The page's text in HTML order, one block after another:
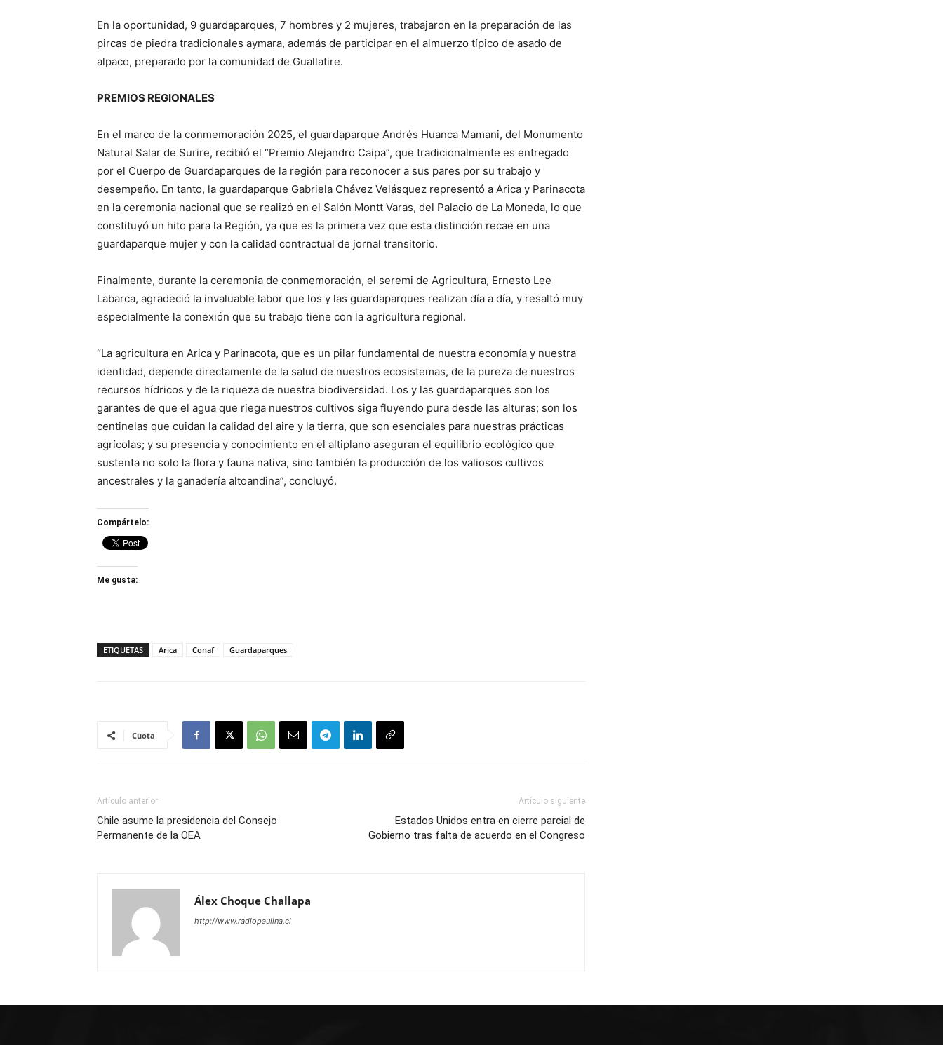
En la oportunidad, 9 guardaparques, 7 hombres y 2 mujeres, trabajaron en la preparación de las
pircas de piedra tradicionales aymara, además de participar en el almuerzo típico de asado de
alpaco, preparado por la comunidad de Guallatire.
PREMIOS REGIONALES
En el marco de la conmemoración 2025, el guardaparque Andrés Huanca Mamani, del Monumento
Natural Salar de Surire, recibió el “Premio Alejandro Caipa”, que tradicionalmente es entregado
por el Cuerpo de Guardaparques de la región para reconocer a sus pares por su trabajo y
desempeño. En tanto, la guardaparque Gabriela Chávez Velásquez representó a Arica y Parinacota
en la ceremonia nacional que se realizó en el Salón Montt Varas, del Palacio de La Moneda, lo que
constituyó un hito para la Región, ya que es la primera vez que esta distinción recae en una
guardaparque mujer y con la calidad contractual de jornal transitorio.
Finalmente, durante la ceremonia de conmemoración, el seremi de Agricultura, Ernesto Lee
Labarca, agradeció la invaluable labor que los y las guardaparques realizan día a día, y resaltó muy
especialmente la conexión que su trabajo tiene con la agricultura regional.
“La agricultura en Arica y Parinacota, que es un pilar fundamental de nuestra economía y nuestra
identidad, depende directamente de la salud de nuestros ecosistemas, de la pureza de nuestros
recursos hídricos y de la riqueza de nuestra biodiversidad. Los y las guardaparques son los
garantes de que el agua que riega nuestros cultivos siga fluyendo pura desde las alturas; son los
centinelas que cuidan la calidad del aire y la tierra, que son esenciales para nuestras prácticas
agrícolas; y su presencia y conocimiento en el altiplano aseguran el equilibrio ecológico que
sustenta no solo la flora y fauna nativa, sino también la producción de los valiosos cultivos
ancestrales y la ganadería altoandina”, concluyó.
Compártelo:
Me gusta:
ETIQUETAS Arica Conaf Guardaparques
Cuota
Artículo anterior
Chile asume la presidencia del Consejo
Permanente de la OEA
Artículo siguiente
Estados Unidos entra en cierre parcial de
Gobierno tras falta de acuerdo en el Congreso
Álex Choque Challapa
http://www.radiopaulina.cl